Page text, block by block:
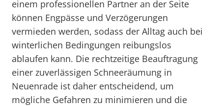
einem professionellen Partner an der Seite
können Engpässe und Verzögerungen
vermieden werden, sodass der Alltag auch bei
winterlichen Bedingungen reibungslos
ablaufen kann. Die rechtzeitige Beauftragung
einer zuverlässigen Schneeräumung in
Neuenrade ist daher entscheidend, um
mögliche Gefahren zu minimieren und die